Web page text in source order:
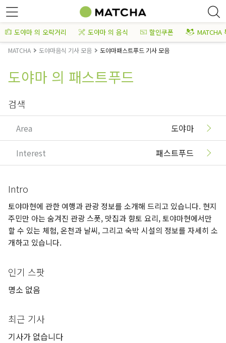
도야마 의 오락거리 도야마 의 음식 할인쿠폰 MATCHA
MATCHA 도야마음식 기사 모음 도야마패스트푸드 기사 모음
도야마 의 패스트푸드
검색
Area 도야마
Interest 패스트푸드
Intro
토야마현에 관한 여행과 관광 정보를 소개해 드리고 있습니다. 현지
주민만 아는 숨겨진 관광 스폿, 맛집과 향토 요리, 토야마현에서만
할 수 있는 체험, 온천과 날씨, 그리고 숙박 시설의 정보를 자세히 소
개하고 있습니다.
인기 스팟
명소 없음
최근 기사
기사가 없습니다